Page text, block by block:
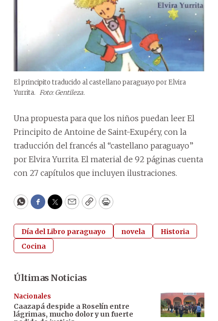
El principito traducido al castellano paraguayo por Elvira
Yurrita. Foto: Gentileza.
Una propuesta para que los niños puedan leer El
Principito de Antoine de Saint-Exupéry, con la
traducción del francés al “castellano paraguayo”
por Elvira Yurrita. El material de 92 páginas cuenta
con 27 capítulos que incluyen ilustraciones.
WhatsApp
Facebook
Twitter
EmailCopyPrint
Día del Libro paraguayo novela
Historia
Cocina
Últimas Noticias
Nacionales
Caazapá despide a Roselín entre
lágrimas, mucho dolor y un fuerte